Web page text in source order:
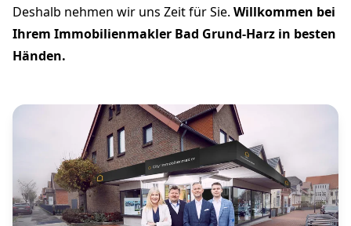
Deshalb nehmen wir uns Zeit für Sie. Willkommen bei
Ihrem Immobilienmakler Bad Grund-Harz in besten
Händen.